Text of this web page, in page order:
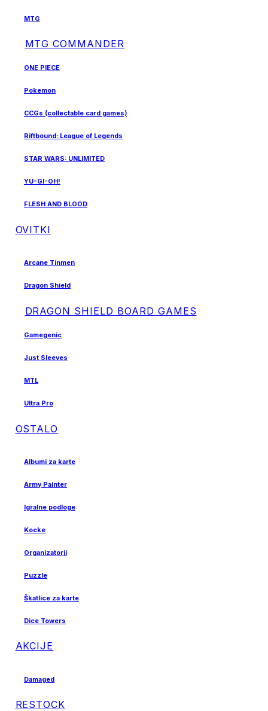
MTG
MTG COMMANDER
ONE PIECE
Pokemon
CCGs (collectable card games)
Riftbound: League of Legends
STAR WARS: UNLIMITED
YU-GI-OH!
FLESH AND BLOOD
OVITKI
Arcane Tinmen
Dragon Shield
DRAGON SHIELD BOARD GAMES
Gamegenic
Just Sleeves
MTL
Ultra Pro
OSTALO
Albumi za karte
Army Painter
Igralne podloge
Kocke
Organizatorji
Puzzle
Škatlice za karte
Dice Towers
AKCIJE
Damaged
RESTOCK